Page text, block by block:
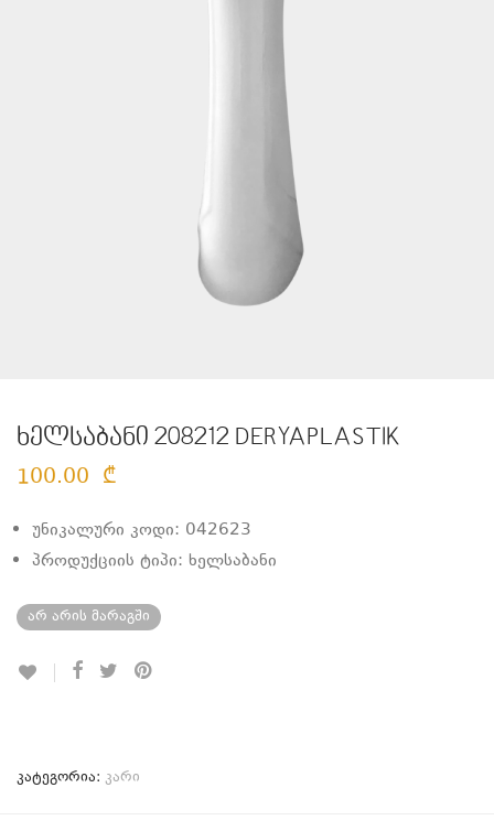
ხელსაბანი 208212 DERYAPLASTIK
100.00 ₾
უნიკალური კოდი: 042623
პროდუქციის ტიპი: ხელსაბანი
არ არის მარაგში
კატეგორია: კარი